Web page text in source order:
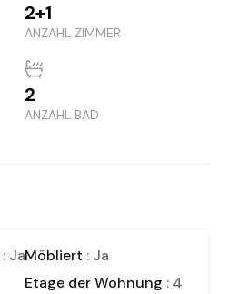
2+1
ANZAHL ZIMMER
2
ANZAHL BAD
: JaMöbliert : Ja
Etage der Wohnung : 4